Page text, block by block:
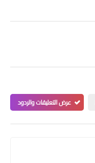
عرض التعليقات والردود